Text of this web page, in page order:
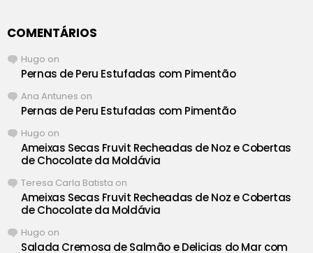
COMENTÁRIOS
Hugo on
Pernas de Peru Estufadas com Pimentão
Ana Antunes on
Pernas de Peru Estufadas com Pimentão
Hugo on
Ameixas Secas Fruvit Recheadas de Noz e Cobertas
de Chocolate da Moldávia
Teresa Carla Batista on
Ameixas Secas Fruvit Recheadas de Noz e Cobertas
de Chocolate da Moldávia
Hugo on
Salada Cremosa de Salmão e Delicias do Mar com